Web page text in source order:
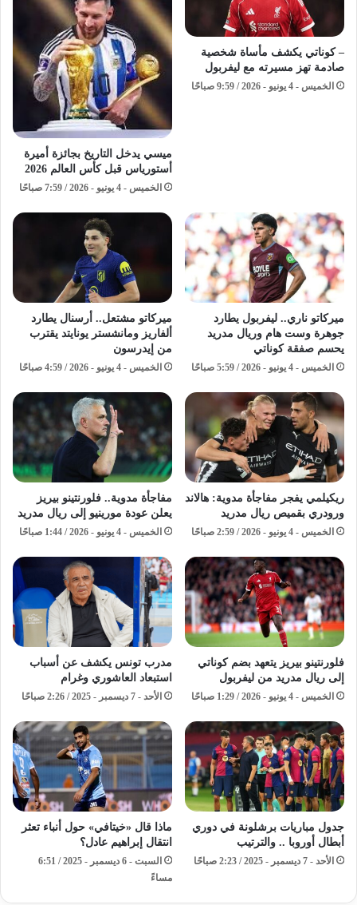
– كوناتي يكشف مأساة شخصية
صادمة تهز مسيرته مع ليفربول
الخميس - 4 يونيو - 2026 / 9:59 صباحًا
ميسي يدخل التاريخ بجائزة أميرة
أستورياس قبل كأس العالم 2026
الخميس - 4 يونيو - 2026 / 7:59 صباحًا
ميركاتو ناري.. ليفربول يطارد
جوهرة وست هام وريال مدريد
يحسم صفقة كوناتي
الخميس - 4 يونيو - 2026 / 5:59 صباحًا
ميركاتو مشتعل.. أرسنال يطارد
ألفاريز ومانشستر يونايتد يقترب
من إيدرسون
الخميس - 4 يونيو - 2026 / 4:59 صباحًا
ريكيلمي يفجر مفاجأة مدوية: هالاند
ورودري بقميص ريال مدريد
الخميس - 4 يونيو - 2026 / 2:59 صباحًا
مفاجأة مدوية.. فلورنتينو بيريز
يعلن عودة مورينيو إلى ريال مدريد
الخميس - 4 يونيو - 2026 / 1:44 صباحًا
فلورنتينو بيريز يتعهد بضم كوناتي
إلى ريال مدريد من ليفربول
الخميس - 4 يونيو - 2026 / 1:29 صباحًا
مدرب تونس يكشف عن أسباب
استبعاد العاشوري وغرام
الأحد - 7 ديسمبر - 2025 / 2:26 صباحًا
جدول مباريات برشلونة في دوري
أبطال أوروبا .. والترتيب
الأحد - 7 ديسمبر - 2025 / 2:23 صباحًا
ماذا قال «خيتافي» حول أنباء تعثر
انتقال إبراهيم عادل؟
السبت - 6 ديسمبر - 2025 / 6:51
مساءً